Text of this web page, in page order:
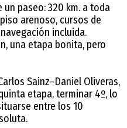
paseo: 320 km. a toda
arenoso, cursos de
incluida.
una etapa bonita, pero
Sainz–Daniel Oliveras,
etapa, terminar 4º, lo
entre los 10